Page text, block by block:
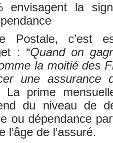
envisagent la
Postale, c’est
: “Quand on
la moitié des
une assurance
La prime
du niveau de
ou dépendance
de l’assuré.